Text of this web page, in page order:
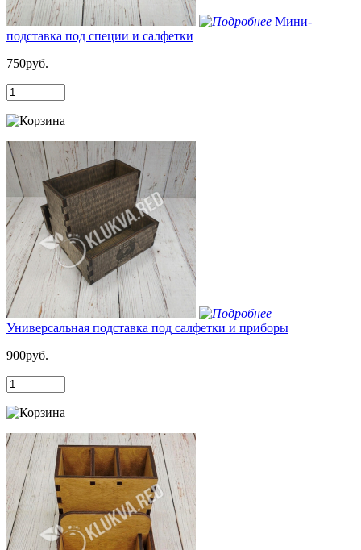
Мини-
подставка под специи и салфетки
750руб.
Универсальная подставка под салфетки и приборы
900руб.